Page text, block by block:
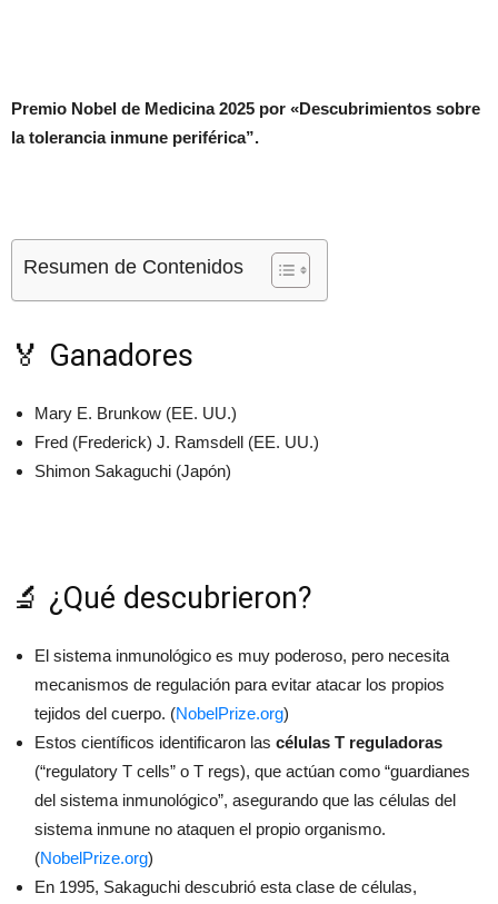
Premio Nobel de Medicina 2025 por «Descubrimientos sobre
la tolerancia inmune periférica”.
Resumen de Contenidos
🏅 Ganadores
Mary E. Brunkow (EE. UU.)
Fred (Frederick) J. Ramsdell (EE. UU.)
Shimon Sakaguchi (Japón)
🔬 ¿Qué descubrieron?
El sistema inmunológico es muy poderoso, pero necesita
mecanismos de regulación para evitar atacar los propios
tejidos del cuerpo. (NobelPrize.org)
Estos científicos identificaron las células T reguladoras
(“regulatory T cells” o T regs), que actúan como “guardianes
del sistema inmunológico”, asegurando que las células del
sistema inmune no ataquen el propio organismo.
(NobelPrize.org)
En 1995, Sakaguchi descubrió esta clase de células,